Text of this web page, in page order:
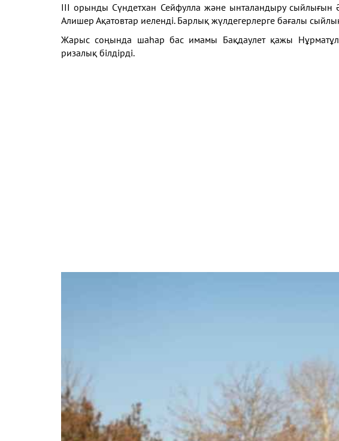
ІІІ орынды Сүндетхан Сейфулла және ынталандыру сыйлығын
Алишер Ақатовтар иеленді. Барлық жүлдегерлерге бағалы
Жарыс соңында шаһар бас имамы Бақдаулет қажы
ризалық білдірді.